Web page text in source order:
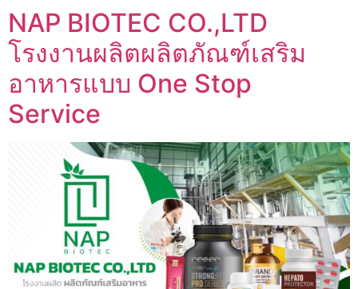
NAP BIOTEC CO.,LTD
โรงงานผลิตผลิตภัณฑ์เสริม
อาหารแบบ One Stop
Service